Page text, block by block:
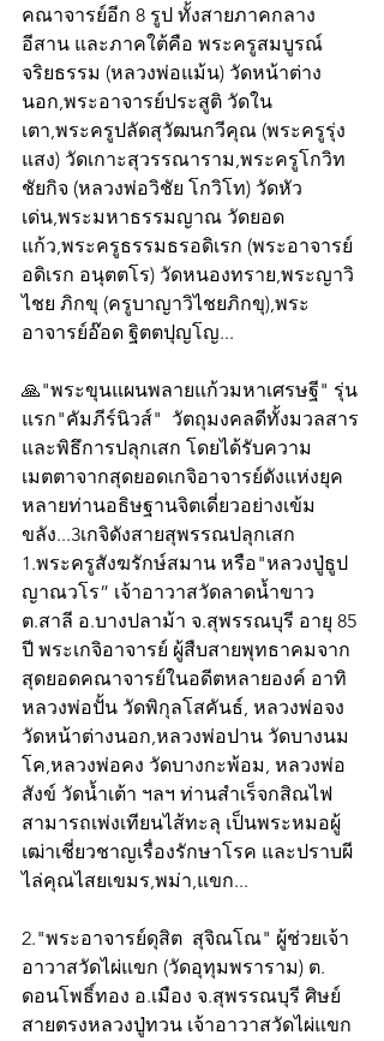
คณาจารย์อีก 8 รูป ทั้งสายภาคกลาง
อีสาน และภาคใต้คือ พระครูสมบูรณ์
จริยธรรม (หลวงพ่อแม้น) วัดหน้าต่าง
นอก,พระอาจารย์ประสูติ วัดใน
เตา,พระครูปลัดสุวัฒนกวีคุณ (พระครูรุ่ง
แสง) วัดเกาะสุวรรณาราม,พระครูโกวิท
ชัยกิจ (หลวงพ่อวิชัย โกวิโท) วัดหัว
เด่น,พระมหาธรรมญาณ วัดยอด
แก้ว,พระครูธรรมธรอดิเรก (พระอาจารย์
อดิเรก อนุตตโร) วัดหนองทราย,พระญาวิ
ไชย ภิกขุ (ครูบาญาวิไชยภิกขุ),พระ
อาจารย์อ๊อด ฐิตตปุญโญ...
🙏"พระขุนแผนพลายแก้วมหาเศรษฐี" รุ่น
แรก"คัมภีร์นิวส์"  วัตถุมงคลดีทั้งมวลสาร
และพิธึการปลุกเสก โดยได้รับความ
เมตตาจากสุดยอดเกจิอาจารย์ดังแห่งยุค
หลายท่านอธิษฐานจิตเดี่ยวอย่างเข้ม
ขลัง...3เกจิดังสายสุพรรณปลุกเสก
1.พระครูสังฆรักษ์สมาน หรือ"หลวงปู่ธูป
ญาณวโร” เจ้าอาวาสวัดลาดน้ำขาว
ต.สาลี อ.บางปลาม้า จ.สุพรรณบุรี อายุ 85
ปี พระเกจิอาจารย์ ผู้สืบสายพุทธาคมจาก
สุดยอดคณาจารย์ในอดีตหลายองค์ อาทิ
หลวงพ่อปั้น วัดพิกุลโสคันธ์, หลวงพ่อจง
วัดหน้าต่างนอก,หลวงพ่อปาน วัดบางนม
โค,หลวงพ่อคง วัดบางกะพ้อม, หลวงพ่อ
สังข์ วัดน้ำเต้า ฯลฯ ท่านสำเร็จกสิณไฟ
สามารถเพ่งเทียนไส้ทะลุ เป็นพระหมอผู้
เฒ่าเชี่ยวชาญเรื่องรักษาโรค และปราบผี
ไล่คุณไสยเขมร,พม่า,แขก...
2."พระอาจารย์ดุสิต  สุจิณโณ" ผู้ช่วยเจ้า
อาวาสวัดไผ่แขก (วัดอุทุมพราราม) ต.
ดอนโพธิ์ทอง อ.เมือง จ.สุพรรณบุรี ศิษย์
สายตรงหลวงปู่ทวน เจ้าอาวาสวัดไผ่แขก